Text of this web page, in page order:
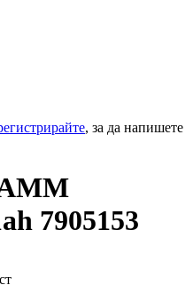
, за да напишете
7905153